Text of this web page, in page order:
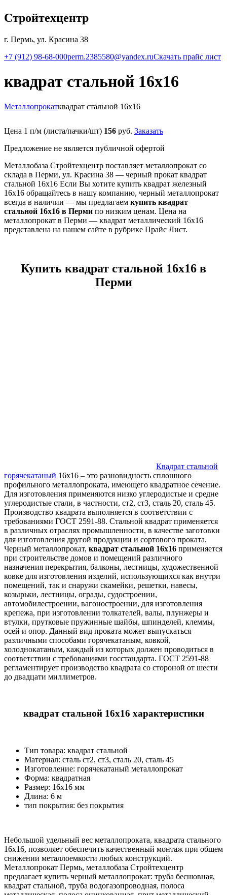
Стройтехцентр
г. Пермь, ул. Красина 38
+7 (912) 98-68-000perm.2385580@yandex.ruСкачать прайс лист
квадрат стальной 16х16
Металлопрокатквадрат стальной 16х16
Цена 1 п/м (листа/пачки/шт) 156 руб. Заказать
Предложение не является публичной офертой
Металлобаза Стройтехцентр поставляет металлопрокат со
склада в Перми, ул. Красина 38 — черный прокат квадрат
стальной 16х16 Если Вы хотите купить квадрат железный
16х16 обращайтесь в нашу компанию, черный металлопрокат
всегда в наличии — мы предлагаем купить квадрат
стальной 16х16 в Перми по низким ценам. Цена на
металлопрокат в Перми — квадрат металлический 16х16
представлена на нашем сайте в рубрике Прайс Лист.
Купить квадрат стальной 16х16 в
Перми
Квадрат стальной
горячекатаный 16х16 – это разновидность сплошного
профильного металлопроката, имеющего квадратное сечение.
Для изготовления применяются низко углеродистые и средне
углеродистые стали, в частности, ст2, ст3, сталь 20, сталь 45.
Производство квадрата выполняется в соответствии с
требованиями ГОСТ 2591-88. Стальной квадрат применяется
в различных отраслях промышленности, в качестве заготовки
для изготовления другой продукции и сортового проката.
Черный металлопрокат, квадрат стальной 16х16 применяется
при строительстве домов и помещений различного
назначения перекрытия, балконы, лестницы, художественной
ковке для изготовления изделий, использующихся как внутри
помещений, так и снаружи скамейки, решетки, навесы,
козырьки, лестницы, ограды, судостроении,
автомобилестроении, вагоностроении, для изготовления
крепежа, при изготовлении толкателей, валы, плунжеры и
втулки, прутковые пружинные шайбы, шпинделей, клеммы,
осей и опор. Данный вид проката может выпускаться
различными способами горячекатаным, ковкой,
холоднокатаным, каждый из которых должен проводиться в
соответствии с требованиями госстандарта. ГОСТ 2591-88
регламентирует производство квадрата со стороной от шести
до двадцати миллиметров.
квадрат стальной 16х16 характеристики
Тип товара: квадрат стальной
Материал: cталь ст2, ст3, сталь 20, сталь 45
Изготовление: горячекатаный металлопрокат
Форма: квадратная
Размер: 16х16 мм
Длина: 6 м
тип покрытия: без покрытия
Небольшой удельный вес металлопроката, квадрата стального
16х16, позволяет обеспечить качественный монтаж при общем
снижении металлоемкости любых конструкций.
Металлопрокат Пермь, металлобаза Стройтехцентр
предлагает купить черный металлопрокат: труба бесшовная,
квадрат стальной, труба водогазопроводная, полоса